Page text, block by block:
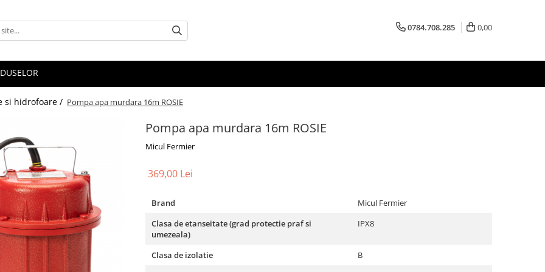
0784.708.285 0,00
si hidrofoare / Pompa apa murdara 16m ROSIE
Pompa apa murdara 16m ROSIE
Micul Fermier
369,00 Lei
Brand
Micul Fermier
Clasa de etanseitate (grad protectie praf si
umezeala)
IPX8
Clasa de izolatie
B